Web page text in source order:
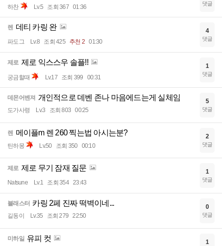
하찬 Lv.5 조회 367 01:36 댓글
렌 데티 카링 완
파도그 Lv.8 조회 425 추천 2 01:30
4
댓글
제로 제로 익스스우 솔플!!
궁금할때 Lv.17 조회 399 00:31
1
댓글
데몬어벤져 개인적으로 데벤 존나 마음에드는게 실체임
도가사령 Lv.3 조회 803 00:25
5
댓글
렌 메이플m 렌 260 찍는법 아시는분?
틴하몽 Lv.50 조회 350 00:10
2
댓글
제로 제로 무기 잠재 질문
Natsune Lv.1 조회 354 23:43
1
댓글
블래스터 카링 2페 진짜 떡벽이네...
길동이 Lv.35 조회 279 22:50
0
댓글
미하일 유피 컷 1